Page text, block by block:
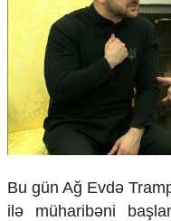
Missiyamız
Bu gün Ağ Evdə
il ə müharibəni ba